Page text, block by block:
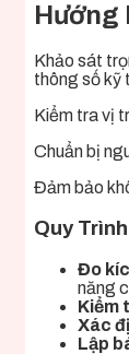
Hướng
Khảo sát
thông số kỹ
Kiểm tra vị
Chuẩn bị
Đảm bảo
Quy
Đo
năng
Kiểm
Xác
Lập